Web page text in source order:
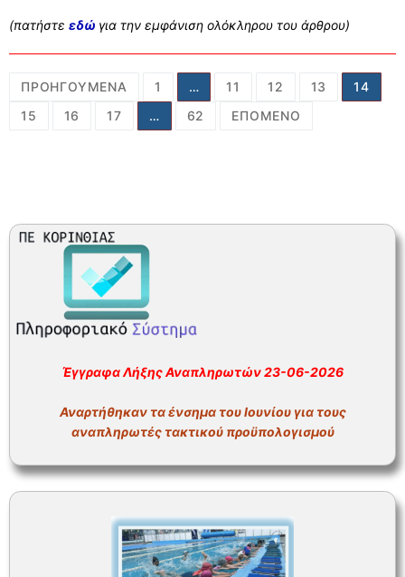
(πατήστε εδώ για την εμφάνιση ολόκληρου του άρθρου)
Σελιδοποίηση
άρθρων
ΠΡΟΗΓΟΎΜΕΝΑ 1 … 11 12 13
14
15
16 17 … 62 ΕΠΌΜΕΝΟ
Έγγραφα Λήξης Αναπληρωτών 23-06-2026
Αναρτήθηκαν τα ένσημα του Ιουνίου για τους
αναπληρωτές τακτικού προϋπολογισμού